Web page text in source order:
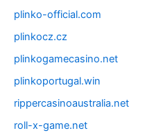
plinko-official.com
plinkocz.cz
plinkogamecasino.net
plinkoportugal.win
rippercasinoaustralia.net
roll-x-game.net